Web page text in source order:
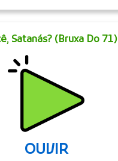
Satanás? (Bruxa Do 71)
OUVIR